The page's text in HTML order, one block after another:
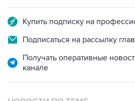
Купить подписку на
Подписаться на рассылку
Получать оперативные
канале